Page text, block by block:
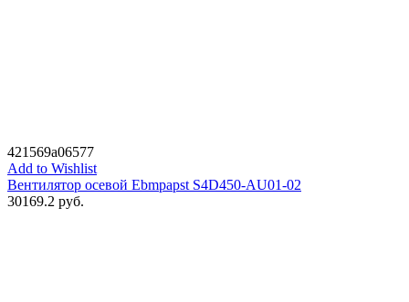
421569a06577
Add to Wishlist
Вентилятор осевой Ebmpapst S4D450-AU01-02
30169.2 руб.